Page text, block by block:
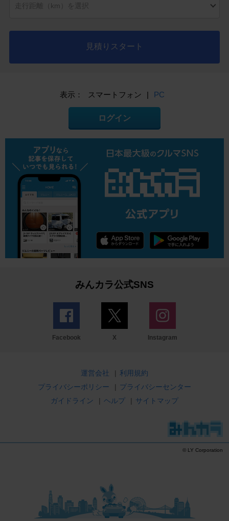
見積りスタート
表示： スマートフォン | PC
ログイン
みんカラ公式SNS
Facebook X Instagram
運営会社 | 利用規約
プライバシーポリシー
| プライバシーセンター
ガイドライン
| ヘルプ | サイトマップ
© LY Corporation